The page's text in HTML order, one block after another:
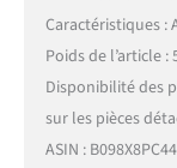
Caractéristiques
Poids de l’article :
Disponibilité des
sur les pièces
ASIN : B098X8PC44